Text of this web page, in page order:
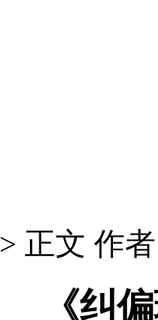
> 正文 作
《纠